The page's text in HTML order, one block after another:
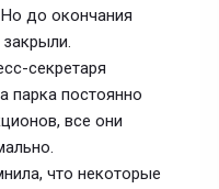
до окончания
секретаря
парка постоянно
все они
что некоторые